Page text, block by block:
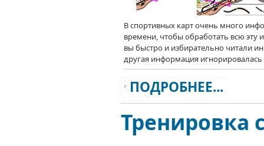
В спортивных карт очень много
времени, чтобы обработать всю
вы быстро и избирательночитали
другая информация
ПОДРОБНЕЕ...
Тренировка